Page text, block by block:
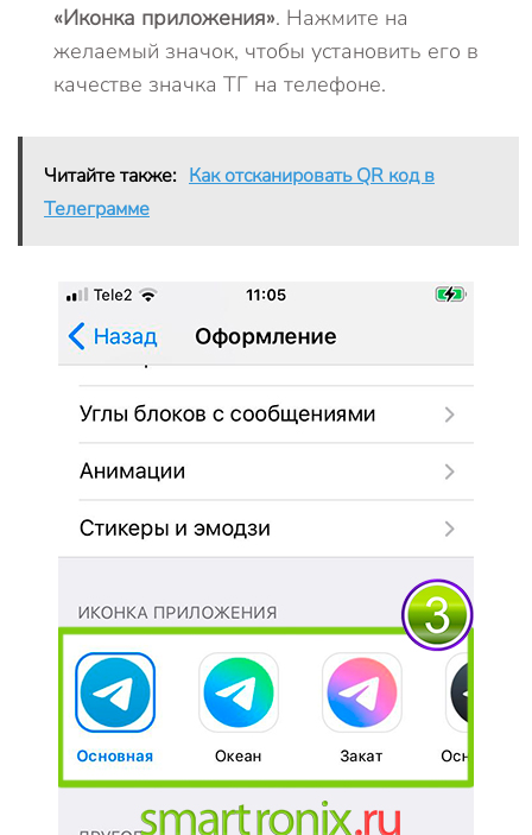
«Иконка приложения». Нажмите на
желаемый значок, чтобы установить его в
качестве значка ТГ на телефоне.
Читайте также: Как отсканировать QR код в
Телеграмме